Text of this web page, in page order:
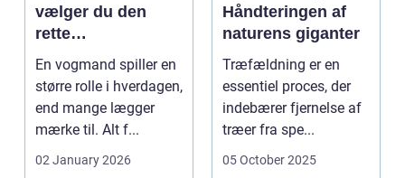
vælger du den
rette
transportpartner
En vogmand spiller en
større rolle i hverdagen,
end mange lægger
mærke til. Alt f...
02 January 2026
Håndteringen af
naturens giganter
Træfældning er en
essentiel proces, der
indebærer fjernelse af
træer fra spe...
05 October 2025